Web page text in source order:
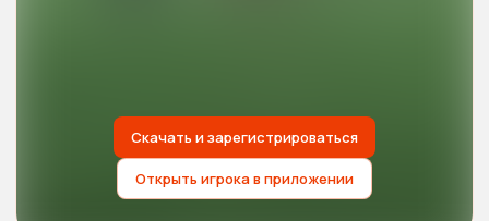
Скачать и зарегистрироваться
Открыть игрока в приложении